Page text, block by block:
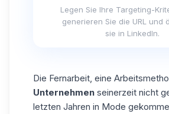
Legen Sie Ihre Targeting-
generieren Sie die URL und
sie in LinkedIn.
Die Fernarbeit, eine
Unternehmen seinerzeit nicht
letzten Jahren in Mode